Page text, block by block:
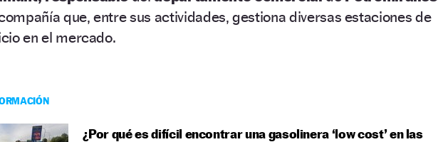
que, entre sus actividades, gestiona diversas estaciones de
en el mercado.
¿Por qué es difícil encontrar una gasolinera ‘low cost’ en las